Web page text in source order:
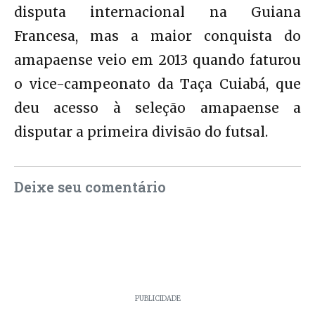
disputa internacional na Guiana
Francesa, mas a maior conquista do
amapaense veio em 2013 quando faturou
o vice-campeonato da Taça Cuiabá, que
deu acesso à seleção amapaense a
disputar a primeira divisão do futsal.
Deixe seu comentário
PUBLICIDADE